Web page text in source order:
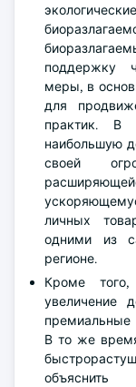
поддержку
меры, в
для
практик. В
наибольшую
своей
личных
одними из
регионе.
Кроме
увеличение
премиальные
В то же